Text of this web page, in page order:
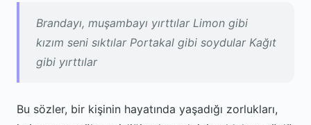
Brandayı, muşambayı yırttılar Limon gibi
kızım seni sıktılar Portakal gibi soydular Kağıt
gibi yırttılar
Bu sözler, bir kişinin hayatında yaşadığı zorlukları,